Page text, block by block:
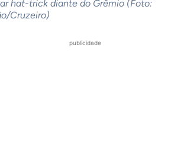
hat-trick diante do Grêmio (Foto:
Cruzeiro)
publicidade